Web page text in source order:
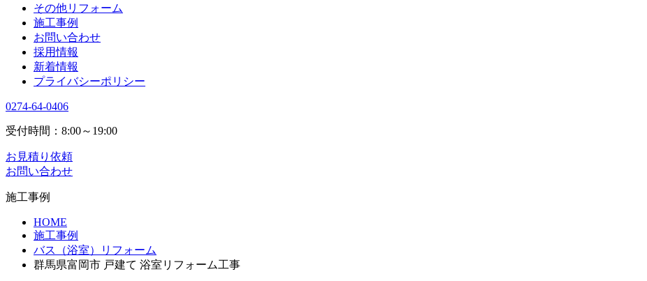
その他リフォーム
施工事例
お問い合わせ
採用情報
新着情報
プライバシーポリシー
0274-64-0406
受付時間：8:00～19:00
お見積り依頼
お問い合わせ
施工事例
HOME
施工事例
バス（浴室）リフォーム
群馬県富岡市 戸建て 浴室リフォーム工事